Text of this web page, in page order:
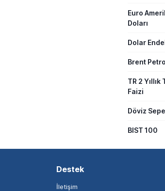
Euro
Doları
Dolar
Brent
TR 2 Yıllık
Faizi
Döviz
BIST 100
Destek
İletişim